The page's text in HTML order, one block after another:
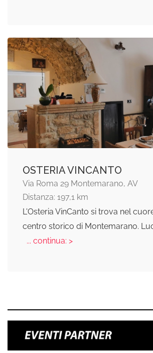
OSTERIA VINCANTO
Via Roma 29 Montemarano, AV
Distanza: 197,1 km
L'Osteria VinCanto si trova nel
centro storico di Montemarano.
... continua: >